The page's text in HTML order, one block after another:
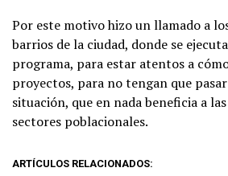
Por este motivo hizo un llamado a
barrios de la ciudad, donde se
programa, para estar atentos a
proyectos, para no tengan que
situación, que en nada beneficia a
sectores poblacionales.
ARTÍCULOS RELACIONADOS: